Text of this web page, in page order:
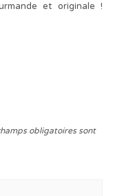
et originale !
obligatoires sont